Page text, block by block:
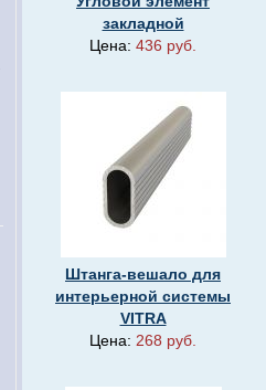
закладной
Цена: 436 руб.
Штанга-вешало для
интерьерной системы
VITRA
Цена: 268 руб.